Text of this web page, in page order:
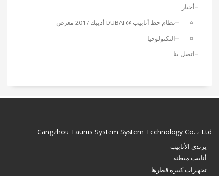
أخبار
نظام خط أنابيب @ DUBAI أديبك 2017 معرض
التكنولوجيا
اتصل بنا
Cangzhou Taurus System System Technology Co. ، Ltd
يرتدي الأنابيب
أنابيب مبطنة
تجهيزات كبيرة قطرها